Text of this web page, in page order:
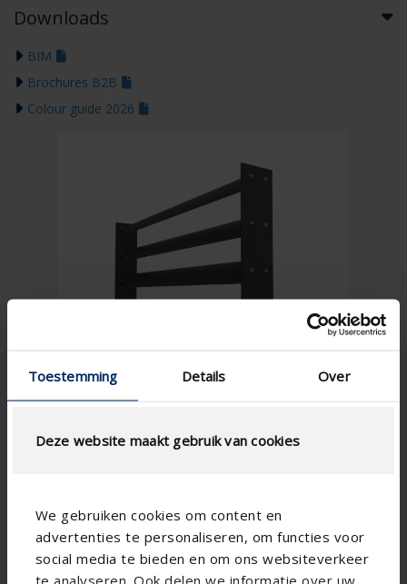
Toestemming Details Over
Deze website maakt gebruik van cookies
We gebruiken cookies om content en
advertenties te personaliseren, om functies voor
social media te bieden en om ons websiteverkeer
te analyseren. Ook delen we informatie over uw
Downloads
BIM
Brochures B2B
Colour guide 2026